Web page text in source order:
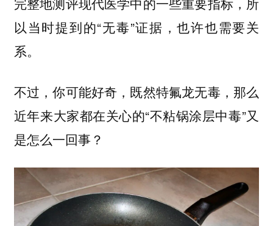
以当时提到的“无毒”证据，也许也需要关
系。
不过，你可能好奇，既然特氟龙无毒，那么
近年来大家都在关心的“不粘锅涂层中毒”又
是怎么一回事？